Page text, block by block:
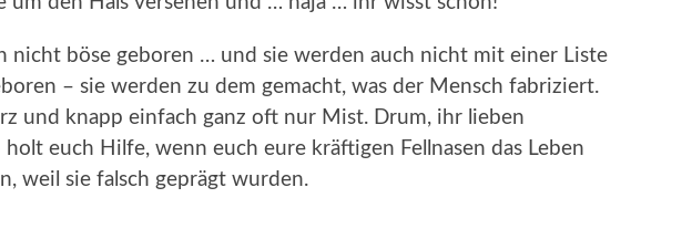
nicht böse geboren … und sie werden auch nicht mit einer Liste
– sie werden zu dem gemacht, was der Mensch fabriziert.
und knapp einfach ganz oft nur Mist. Drum, ihr lieben
euch Hilfe, wenn euch eure kräftigen Fellnasen das Leben
weil sie falsch geprägt wurden.